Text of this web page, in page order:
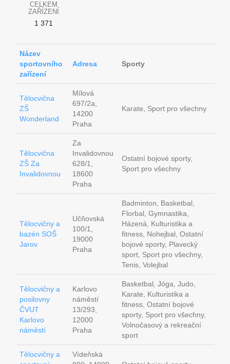
CELKEM
ZAŘÍZENÍ
1 371
Název
sportovního
zařízení
Adresa Sporty
Tělocvična
ZŠ
Wonderland
Mílová
697/2a,
14200
Praha
Karate, Sport pro všechny
Tělocvična
ZŠ Za
Invalidovnou
Za
Invalidovnou
628/1,
18600
Praha
Ostatní bojové sporty,
Sport pro všechny
Tělocvičny a
bazén SOŠ
Jarov
Učňovská
100/1,
19000
Praha
Badminton, Basketbal,
Florbal, Gymnastika,
Házená, Kulturistika a
fitness, Nohejbal, Ostatní
bojové sporty, Plavecký
sport, Sport pro všechny,
Tenis, Volejbal
Tělocvičny a
posilovny
ČVUT
Karlovo
náměstí
Karlovo
náměstí
13/293,
12000
Praha
Basketbal, Jóga, Judo,
Karate, Kulturistika a
fitness, Ostatní bojové
sporty, Sport pro všechny,
Volnočasový a rekreační
sport
Tělocvičny a
Vídeňská